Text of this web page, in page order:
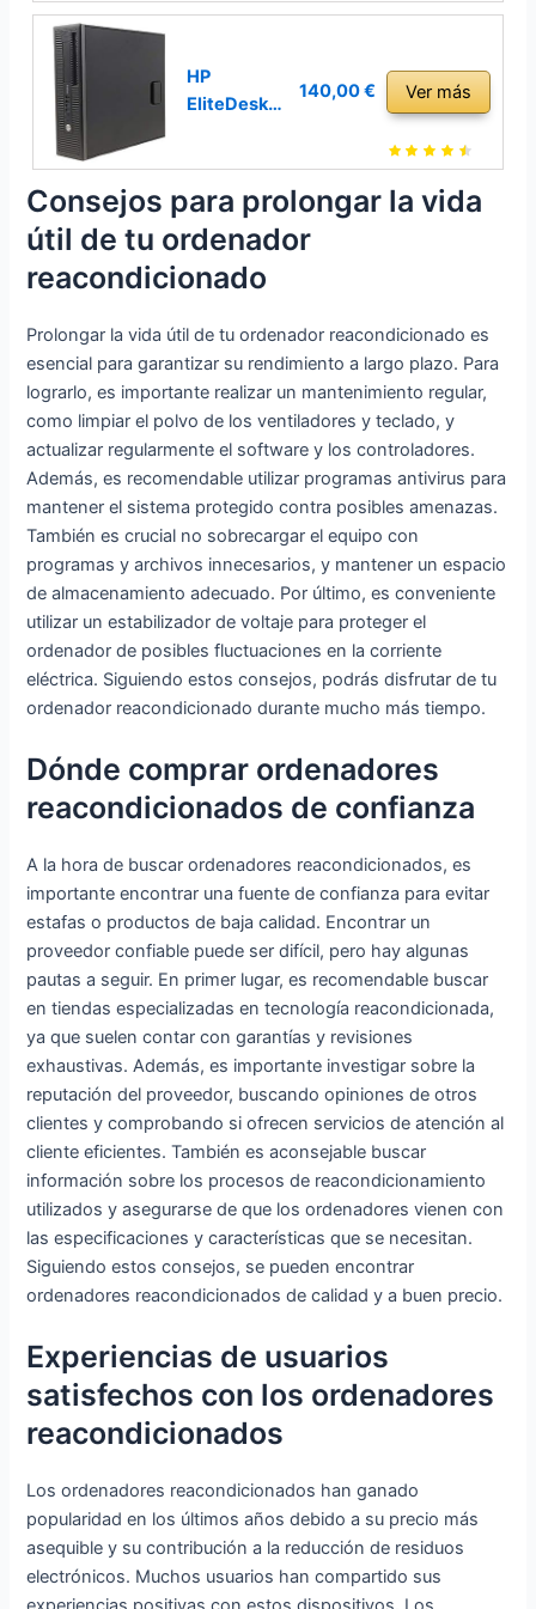
RAM,SSD
DVD,
Windows 10
onado)
sobremesa
i5-3470,
8GB de RAM,
Windows 10
PRO ES 64) -
Negro
(Reacondicio
HP
EliteDesk
sobremesa
(Intel Core
i5-4570,
16GB de
RAM, Disco
SSD de
0 HDD,
Lector DVD,
Windows 10
Pro ES 64) -
Negro
(Reacondici
onado)
140,00 € Ver más
Consejos para prolongar la vida
útil de tu ordenador
reacondicionado
Prolongar la vida útil de tu ordenador reacondicionado es
esencial para garantizar su rendimiento a largo plazo. Para
lograrlo, es importante realizar un mantenimiento regular,
como limpiar el polvo de los ventiladores y teclado, y
actualizar regularmente el software y los controladores.
Además, es recomendable utilizar programas antivirus para
mantener el sistema protegido contra posibles amenazas.
También es crucial no sobrecargar el equipo con
programas y archivos innecesarios, y mantener un espacio
de almacenamiento adecuado. Por último, es conveniente
utilizar un estabilizador de voltaje para proteger el
ordenador de posibles fluctuaciones en la corriente
eléctrica. Siguiendo estos consejos, podrás disfrutar de tu
ordenador reacondicionado durante mucho más tiempo.
Dónde comprar ordenadores
reacondicionados de confianza
A la hora de buscar ordenadores reacondicionados, es
importante encontrar una fuente de confianza para evitar
estafas o productos de baja calidad. Encontrar un
proveedor confiable puede ser difícil, pero hay algunas
pautas a seguir. En primer lugar, es recomendable buscar
en tiendas especializadas en tecnología reacondicionada,
ya que suelen contar con garantías y revisiones
exhaustivas. Además, es importante investigar sobre la
reputación del proveedor, buscando opiniones de otros
clientes y comprobando si ofrecen servicios de atención al
cliente eficientes. También es aconsejable buscar
información sobre los procesos de reacondicionamiento
utilizados y asegurarse de que los ordenadores vienen con
las especificaciones y características que se necesitan.
Siguiendo estos consejos, se pueden encontrar
ordenadores reacondicionados de calidad y a buen precio.
Experiencias de usuarios
satisfechos con los ordenadores
reacondicionados
Los ordenadores reacondicionados han ganado
popularidad en los últimos años debido a su precio más
asequible y su contribución a la reducción de residuos
electrónicos. Muchos usuarios han compartido sus